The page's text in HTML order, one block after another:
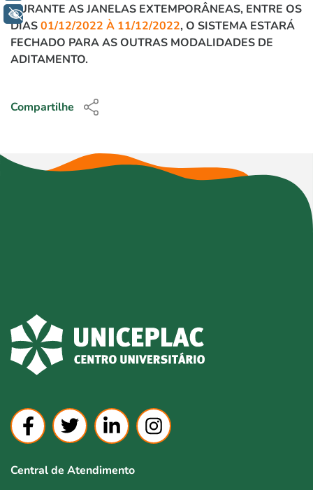
DURANTE AS JANELAS EXTEMPORÂNEAS, ENTRE OS
DIAS01/12/2022 À 11/12/2022, O SISTEMA ESTARÁ
FECHADO PARA AS OUTRAS MODALIDADES DE
ADITAMENTO.
Compartilhe
Central de Atendimento
+ Acessibilidade